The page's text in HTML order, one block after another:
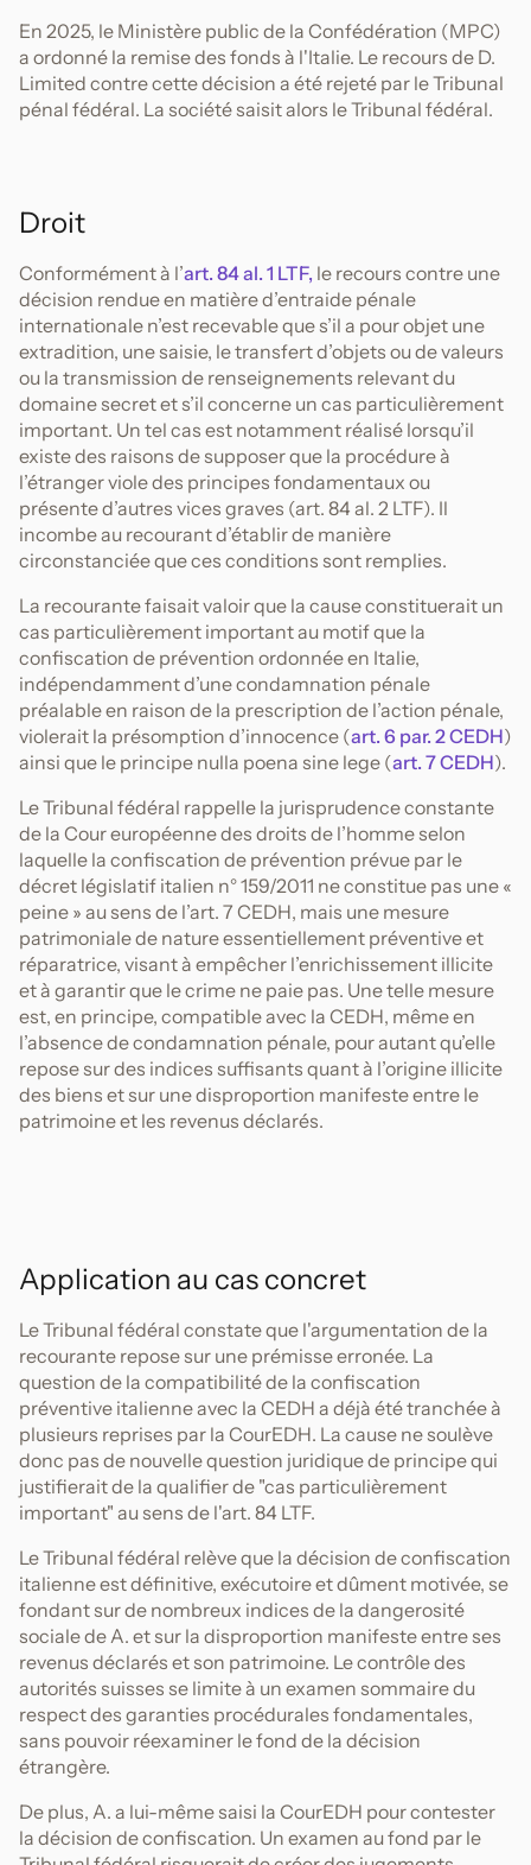
En 2025, le Ministère public de la Confédération (MPC)
a ordonné la remise des fonds à l'Italie. Le recours de D.
Limited contre cette décision a été rejeté par le Tribunal
pénal fédéral. La société saisit alors le Tribunal fédéral.
Droit
Conformément à l’art. 84 al. 1 LTF, le recours contre une
décision rendue en matière d’entraide pénale
internationale n’est recevable que s’il a pour objet une
extradition, une saisie, le transfert d’objets ou de valeurs
ou la transmission de renseignements relevant du
domaine secret et s’il concerne un cas particulièrement
important. Un tel cas est notamment réalisé lorsqu’il
existe des raisons de supposer que la procédure à
l’étranger viole des principes fondamentaux ou
présente d’autres vices graves (art. 84 al. 2 LTF). Il
incombe au recourant d’établir de manière
circonstanciée que ces conditions sont remplies.
La recourante faisait valoir que la cause constituerait un
cas particulièrement important au motif que la
confiscation de prévention ordonnée en Italie,
indépendamment d’une condamnation pénale
préalable en raison de la prescription de l’action pénale,
violerait la présomption d’innocence (art. 6 par. 2 CEDH)
ainsi que le principe nulla poena sine lege (art. 7 CEDH).
Le Tribunal fédéral rappelle la jurisprudence constante
de la Cour européenne des droits de l’homme selon
laquelle la confiscation de prévention prévue par le
décret législatif italien n° 159/2011 ne constitue pas une «
peine » au sens de l’art. 7 CEDH, mais une mesure
patrimoniale de nature essentiellement préventive et
réparatrice, visant à empêcher l’enrichissement illicite
et à garantir que le crime ne paie pas. Une telle mesure
est, en principe, compatible avec la CEDH, même en
l’absence de condamnation pénale, pour autant qu’elle
repose sur des indices suffisants quant à l’origine illicite
des biens et sur une disproportion manifeste entre le
patrimoine et les revenus déclarés.
Application au cas concret
Le Tribunal fédéral constate que l'argumentation de la
recourante repose sur une prémisse erronée. La
question de la compatibilité de la confiscation
préventive italienne avec la CEDH a déjà été tranchée à
plusieurs reprises par la CourEDH. La cause ne soulève
donc pas de nouvelle question juridique de principe qui
justifierait de la qualifier de "cas particulièrement
important" au sens de l'art. 84 LTF.
Le Tribunal fédéral relève que la décision de confiscation
italienne est définitive, exécutoire et dûment motivée, se
fondant sur de nombreux indices de la dangerosité
sociale de A. et sur la disproportion manifeste entre ses
revenus déclarés et son patrimoine. Le contrôle des
autorités suisses se limite à un examen sommaire du
respect des garanties procédurales fondamentales,
sans pouvoir réexaminer le fond de la décision
étrangère.
De plus, A. a lui-même saisi la CourEDH pour contester
la décision de confiscation. Un examen au fond par le